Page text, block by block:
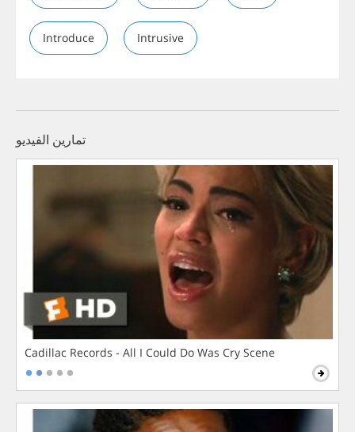
Introduce Intrusive
تمارين الفيديو
Cadillac Records - All I Could Do Was Cry Scene